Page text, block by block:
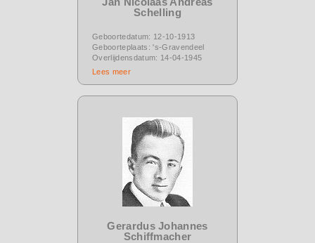
Schelling
Geboortedatum: 12-10-1913
Geboorteplaats: 's-Gravendeel
Overlijdensdatum: 14-04-1945
Lees meer
Gerardus Johannes
Schiffmacher